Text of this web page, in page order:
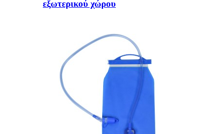
εξωτερικού χώρου